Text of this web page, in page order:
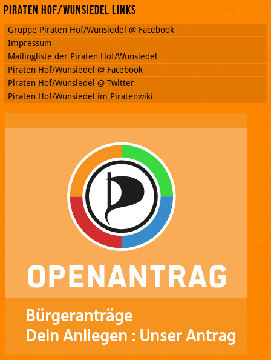
Piraten Hof/Wunsiedel Links
Gruppe Piraten Hof/Wunsiedel @ Facebook
Impressum
Mailingliste der Piraten Hof/Wunsiedel
Piraten Hof/Wunsiedel @ Facebook
Piraten Hof/Wunsiedel @ Twitter
Piraten Hof/Wunsiedel im Piratenwiki